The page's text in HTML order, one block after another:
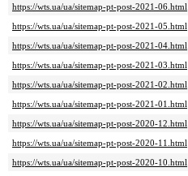
https://wts.ua/ua/sitemap-pt-post-2021-06.html
https://wts.ua/ua/sitemap-pt-post-2021-05.html
https://wts.ua/ua/sitemap-pt-post-2021-04.html
https://wts.ua/ua/sitemap-pt-post-2021-03.html
https://wts.ua/ua/sitemap-pt-post-2021-02.html
https://wts.ua/ua/sitemap-pt-post-2021-01.html
https://wts.ua/ua/sitemap-pt-post-2020-12.html
https://wts.ua/ua/sitemap-pt-post-2020-11.html
https://wts.ua/ua/sitemap-pt-post-2020-10.html